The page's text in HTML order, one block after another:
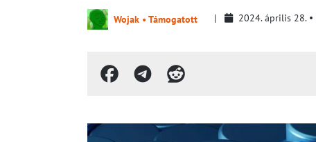
Wojak • Támogatott 2024. április 28.